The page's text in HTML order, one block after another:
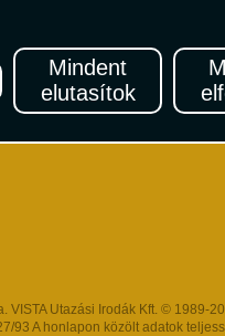
Mindent
elutasítok
egyik legszínesebb
VISTA Utazási Irodák Kft. © 1989-
93 A honlapon közölt adatok